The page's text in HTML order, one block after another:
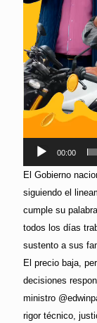
00:00
El Gobierno
siguiendo el
cumple su
todos los días
sustento a sus
El precio baja,
decisiones
ministro
rigor técnico,